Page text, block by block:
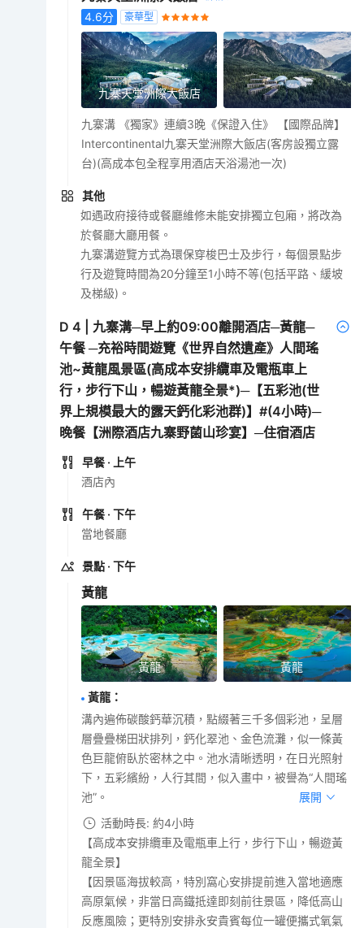
4.6分 豪華型
九寨天堂洲際大飯店
九寨溝 《獨家》連續3晚《保證入住》 【國際品牌】
Intercontinental九寨天堂洲際大飯店(客房設獨立露
台)(高成本包全程享用酒店天浴湯池一次)
其他
如遇政府接待或餐廳維修未能安排獨立包廂，將改為
於餐廳大廳用餐。
九寨溝遊覽方式為環保穿梭巴士及步行，每個景點步
行及遊覽時間為20分鐘至1小時不等(包括平路、緩坡
及梯級)。
D4 |九寨溝─早上約09:00離開酒店─黃龍─
午餐 ─充裕時間遊覽《世界自然遺產》人間瑤
池~黃龍風景區(高成本安排纜車及電瓶車上
行，步行下山，暢遊黃龍全景*)─【五彩池(世
界上規模最大的露天鈣化彩池群)】#(4小時)─
晚餐【洲際酒店九寨野菌山珍宴】─住宿酒店
早餐 · 上午
酒店內
午餐 · 下午
當地餐廳
景點 · 下午
黃龍
黃龍 黃龍
黃龍 ：
溝內遍佈碳酸鈣華沉積，點綴著三千多個彩池，呈層
層疊疊梯田狀排列，鈣化翠池、金色流灘，似一條黃
色巨龍俯臥於密林之中。池水清晰透明，在日光照射
下，五彩繽紛，人行其間，似入畫中，被譽為“人間瑤
池”。
展開
活動時長: 約4小時
【高成本安排纜車及電瓶車上行，步行下山，暢遊黃
龍全景】
【因景區海拔較高，特別窩心安排提前進入當地適應
高原氣候，非當日高鐵抵達即刻前往景區，降低高山
反應風險；更特別安排永安貴賓每位一罐便攜式氧氣